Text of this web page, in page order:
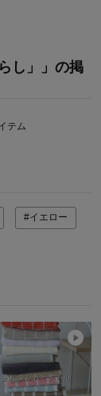
し」」の掲
テム
#イエロー